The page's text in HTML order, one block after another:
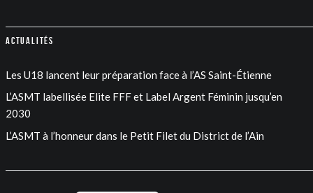
Actualités
Les U18 lancent leur préparation face à l’AS Saint-Étienne
L’ASMT labellisée Elite FFF et Label Argent Féminin jusqu’en
2030
L’ASMT à l’honneur dans le Petit Filet du District de l’Ain